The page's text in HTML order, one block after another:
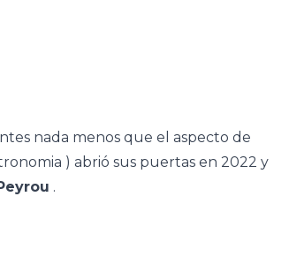
nada menos que el aspecto de
) abrió sus puertas en 2022 y
.